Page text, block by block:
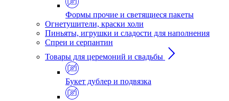
Формы прочие и светящиеся пакеты
Огнетушители, краски холи
Пиньяты, игрушки и сладости для наполнения
Спреи и серпантин
Товары для церемоний и свадьбы
Букет дублер и подвязка